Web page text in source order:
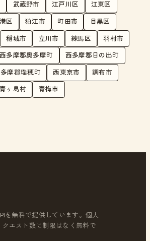
武蔵野市 江戸川区 江東区
港区 狛江市 町田市 目黒区
稲城市 立川市 練馬区 羽村市
西多摩郡奥多摩町 西多摩郡日の出町
摩郡瑞穂町 西東京市 調布市
青ヶ島村 青梅市
を無料で提供しています。個人
エスト数に制限はなく無料で